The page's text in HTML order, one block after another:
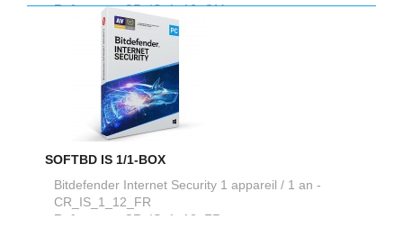
Reference :CR_IS_1_12_OM
SOFTBD IS 1/1-BOX
Bitdefender Internet Security 1 appareil / 1 an -
CR_IS_1_12_FR
Reference :
CR_IS_1_12_FR